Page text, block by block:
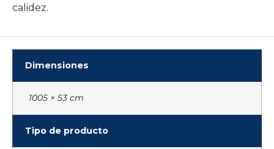
calidez.
Dimensiones
1005 × 53 cm
Tipo de producto